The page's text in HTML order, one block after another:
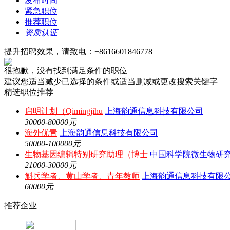
紧急职位
推荐职位
资质认证
提升招聘效果，请致电：+8616601846778
很抱歉，没有找到满足条件的职位
建议您适当减少已选择的条件或适当删减或更改搜索关键字
精选职位推荐
启明计划（Qimingjihu
上海韵通信息科技有限公司
30000-80000元
海外优青
上海韵通信息科技有限公司
50000-100000元
生物基因编辑特别研究助理（博士 中国科学院微生物研
21000-30000元
斛兵学者、黄山学者、青年教师
上海韵通信息科技有限
60000元
推荐企业